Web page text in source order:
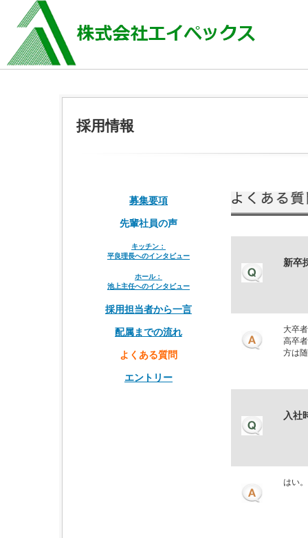
採用情報
募集要項
先輩社員の声
キッチン：
平良理長へのインタビュー
ホール：
池上主任へのインタビュー
採用担当者から一言
配属までの流れ
よくある質問
エントリー
新卒
大卒
高卒
方は
入社
はい